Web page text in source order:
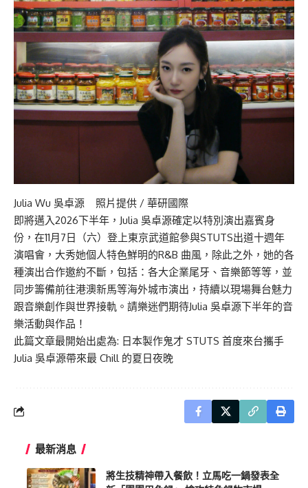
Julia Wu 吳卓源 照片提供 / 華研國際
即將邁入2026下半年，Julia 吳卓源確定以特別演出嘉賓身
份，在11月7日（六）登上東京武道館參與STUTS出道十週年
演唱會，大秀她個人特色鮮明的R&B 曲風，除此之外，她的各
種演出合作邀約不斷，包括：各大企業尾牙、音樂節等等，並
同步籌備前往港澳新馬等海外城市演出，持續以現場舞台魅力
跟音樂創作與世界接軌。請樂迷們期待Julia 吳卓源下半年的音
樂活動與作品！
此篇文章最開始出處為: 日本製作鬼才 STUTS 首度來台攜手
Julia 吳卓源帶來最 Chill 的夏日夜晚
最新消息
將生技精神帶入餐飲！立馬吃一鍋發表全